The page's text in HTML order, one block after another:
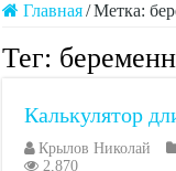
Главная/Метка:
Тег:
Калькулятор
Крылов Николай
2,870